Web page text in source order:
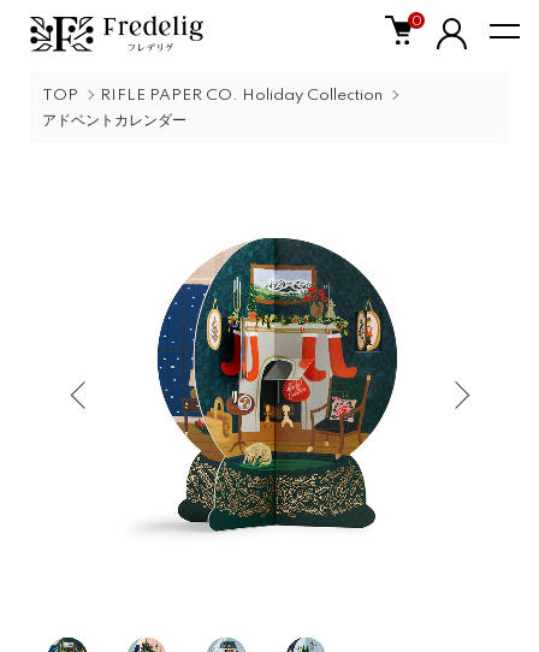
0
TOP
RIFLE PAPER CO. Holiday Collection
アドベントカレンダー